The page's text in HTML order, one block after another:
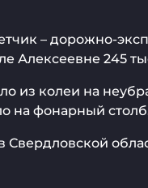
– дорожно-
Алексеевне 245
из колеи на
на фонарный